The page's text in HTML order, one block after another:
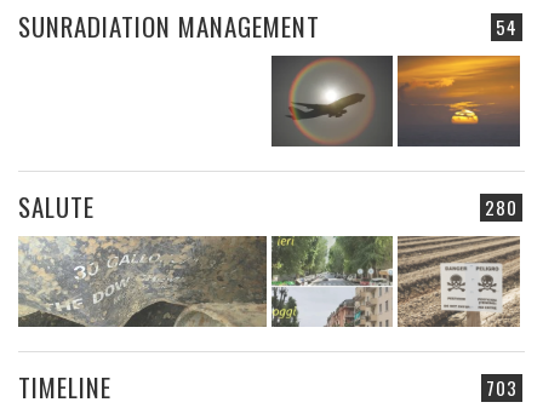
54
SUNRADIATION MANAGEMENT
280
SALUTE
703
TIMELINE